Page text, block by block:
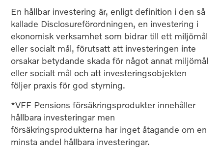
En hållbar investering är, enligt definition i den så
kallade Disclosureförordningen, en investering i
ekonomisk verksamhet som bidrar till ett miljömål
eller socialt mål, förutsatt att investeringen inte
orsakar betydande skada för något annat miljömål
eller socialt mål och att investeringsobjekten
följer praxis för god styrning.
*VFF Pensions försäkringsprodukter innehåller
hållbara investeringar men
försäkringsprodukterna har inget åtagande om en
minsta andel hållbara investeringar.